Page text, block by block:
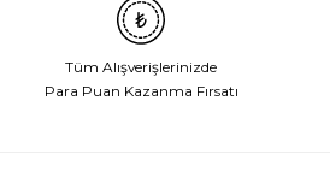
Tüm Alışverişlerinizde
Para Puan Kazanma Fırsatı